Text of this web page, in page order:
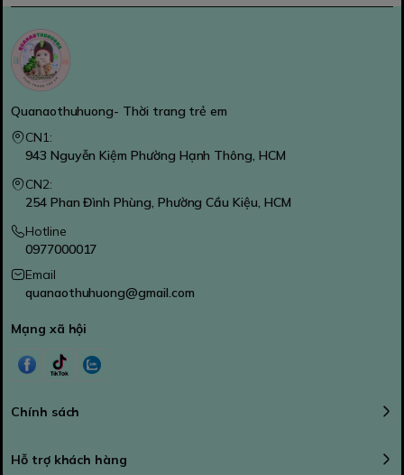
Quanaothuhuong- Thời trang trẻ em
CN1:
943 Nguyễn Kiệm Phường Hạnh Thông, HCM
CN2:
254 Phan Đình Phùng, Phường Cầu Kiệu, HCM
Hotline
0977000017
Email
quanaothuhuong@gmail.com
Mạng xã hội
Chính sách
Hỗ trợ khách hàng